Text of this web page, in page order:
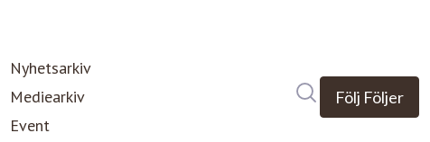
Nyhetsarkiv
Mediearkiv
Event
Följ Följer